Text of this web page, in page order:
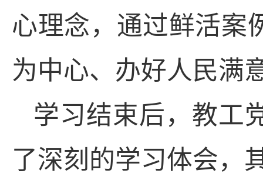
心理念，通过鲜活案
为中心、办好人民满
学习结束后， 教工
了深刻的学习体会，